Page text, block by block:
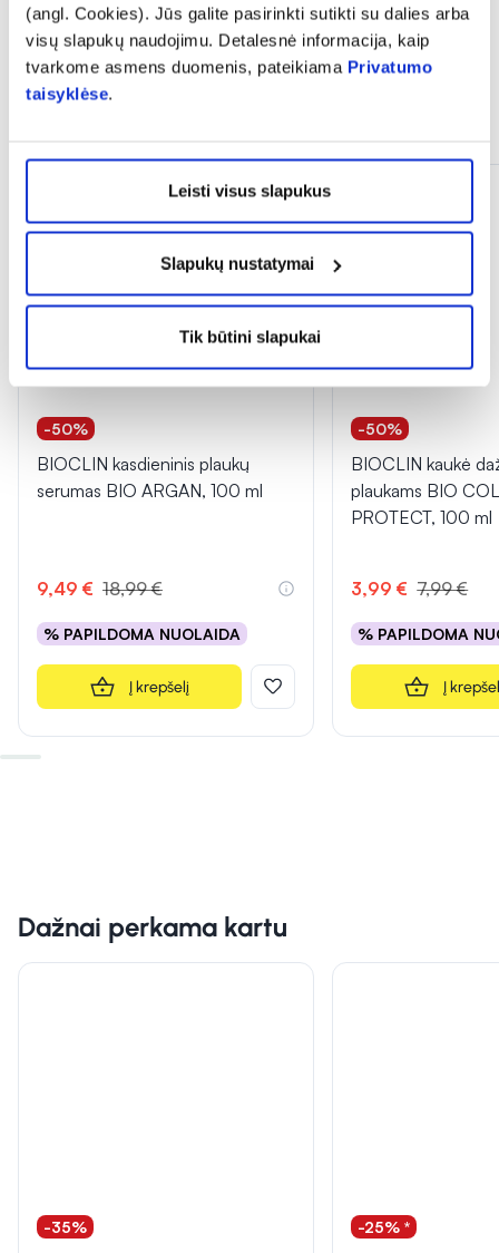
(angl. Cookies). Jūs galite pasirinkti sutikti su dalies arba
visų slapukų naudojimu. Detalesnė informacija, kaip
tvarkome asmens duomenis, pateikiama Privatumo
taisyklėse.
Leisti visus slapukus
Slapukų nustatymai
Tik būtini slapukai
-50%
BIOCLIN kasdieninis plaukų
serumas BIO ARGAN, 100 ml
9,49 € 18,99 €
% PAPILDOMA NUOLAIDA
Į krepšelį
-50%
BIOCLIN kaukė
plaukams BIO
PROTECT, 100 ml
3,99 € 7,99 €
% PAPILDOMA
Į
Dažnai perkama kartu
-35% -25% *